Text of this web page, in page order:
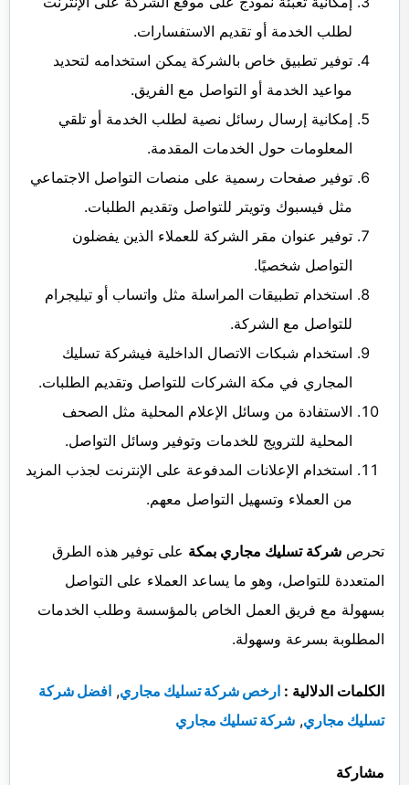
لطلب الخدمة أو تقديم الاستفسارات.
توفير تطبيق خاص بالشركة يمكن استخدامه لتحديد
مواعيد الخدمة أو التواصل مع الفريق.
إمكانية إرسال رسائل نصية لطلب الخدمة أو تلقي
المعلومات حول الخدمات المقدمة.
توفير صفحات رسمية على منصات التواصل الاجتماعي
مثل فيسبوك وتويتر للتواصل وتقديم الطلبات.
توفير عنوان مقر الشركة للعملاء الذين يفضلون
التواصل شخصيًا.
استخدام تطبيقات المراسلة مثل واتساب أو تيليجرام
للتواصل مع الشركة.
استخدام شبكات الاتصال الداخلية فيشركة تسليك
المجاري في مكة الشركات للتواصل وتقديم الطلبات.
الاستفادة من وسائل الإعلام المحلية مثل الصحف
المحلية للترويج للخدمات وتوفير وسائل التواصل.
استخدام الإعلانات المدفوعة على الإنترنت لجذب المزيد
من العملاء وتسهيل التواصل معهم.
تحرص شركة تسليك مجاري بمكة على توفير هذه الطرق
المتعددة للتواصل، وهو ما يساعد العملاء على التواصل
بسهولة مع فريق العمل الخاص بالمؤسسة وطلب الخدمات
المطلوبة بسرعة وسهولة.
الكلمات الدلالية : ارخص شركة تسليك مجاري, افضل شركة
تسليك مجاري, شركة تسليك مجاري
مشاركة